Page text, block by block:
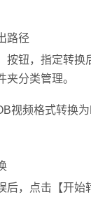
路径
按钮，指定转换
夹分类管理。
后，点击【开始